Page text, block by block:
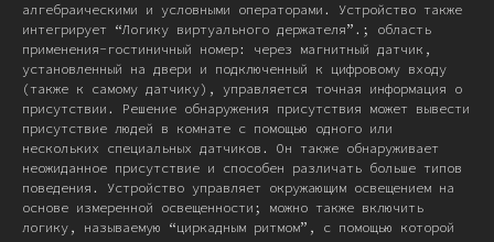
алгебраическими и условными операторами. Устройство также
интегрирует “Логику виртуального держателя”.; область
применения-гостиничный номер: через магнитный датчик,
установленный на двери и подключенный к цифровому входу
(также к самому датчику), управляется точная информация о
присутствии. Решение обнаружения присутствия может вывести
присутствие людей в комнате с помощью одного или
нескольких специальных датчиков. Он также обнаруживает
неожиданное присутствие и способен различать больше типов
поведения. Устройство управляет окружающим освещением на
основе измеренной освещенности; можно также включить
логику, называемую “циркадным ритмом”, с помощью которой